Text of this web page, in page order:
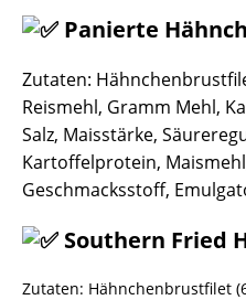
Panierte
Zutaten:
Reismehl, Gramm Mehl,
Salz, Maisstärke,
Kartoffelprotein,
Geschmacksstoff,
Southern Fried
Zutaten: Hähnchenbrustfilet